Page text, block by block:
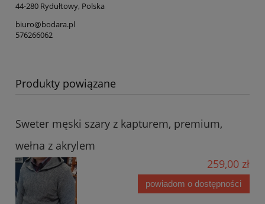
44-280 Rydułtowy, Polska
biuro@bodara.pl
576266062
Produkty powiązane
Sweter męski szary z kapturem, premium,
wełna z akrylem
259,00 zł
powiadom o dostępności